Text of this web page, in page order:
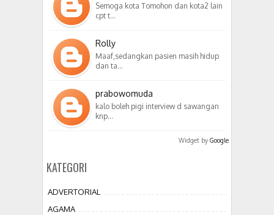
Semoga kota Tomohon dan kota2 lain
cpt t…
Rolly
Maaf,sedangkan pasien masih hidup
dan ta…
prabowomuda
kalo boleh pigi interview d sawangan
knp…
Widget by Google
KATEGORI
ADVERTORIAL
AGAMA